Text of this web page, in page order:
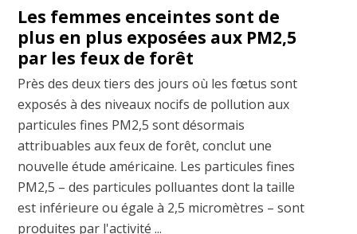
Les femmes enceintes sont de
plus en plus exposées aux PM2,5
par les feux de forêt
Près des deux tiers des jours où les fœtus sont
exposés à des niveaux nocifs de pollution aux
particules fines PM2,5 sont désormais
attribuables aux feux de forêt, conclut une
nouvelle étude américaine. Les particules fines
PM2,5 – des particules polluantes dont la taille
est inférieure ou égale à 2,5 micromètres – sont
produites par l'activité ...